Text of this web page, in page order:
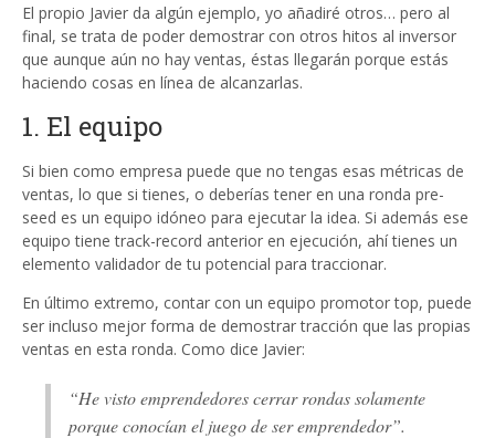
El propio Javier da algún ejemplo, yo añadiré otros… pero al
final, se trata de poder demostrar con otros hitos al inversor
que aunque aún no hay ventas, éstas llegarán porque estás
haciendo cosas en línea de alcanzarlas.
1. El equipo
Si bien como empresa puede que no tengas esas métricas de
ventas, lo que si tienes, o deberías tener en una ronda pre-
seed es un equipo idóneo para ejecutar la idea. Si además ese
equipo tiene track-record anterior en ejecución, ahí tienes un
elemento validador de tu potencial para traccionar.
En último extremo, contar con un equipo promotor top, puede
ser incluso mejor forma de demostrar tracción que las propias
ventas en esta ronda. Como dice Javier:
“He visto emprendedores cerrar rondas solamente
porque conocían el juego de ser emprendedor”.